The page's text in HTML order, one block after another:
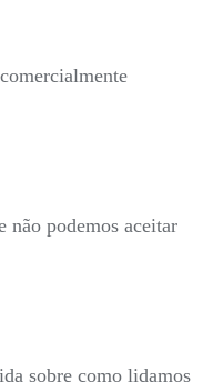
não podemos aceitar
sobre como lidamos